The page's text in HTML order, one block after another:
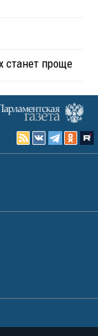
станет проще